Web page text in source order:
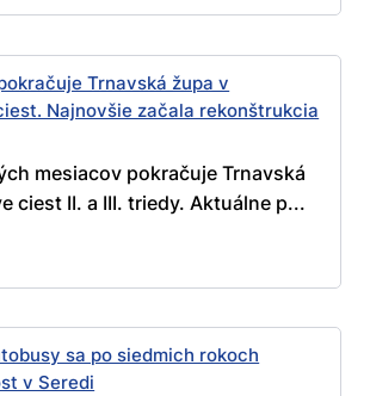
Trnavská župa v
Najnovšie začala rekonštrukcia
mesiacov pokračuje Trnavská
ciest II. a III. triedy. Aktuálne p...
sa po siedmich rokoch
v Seredi